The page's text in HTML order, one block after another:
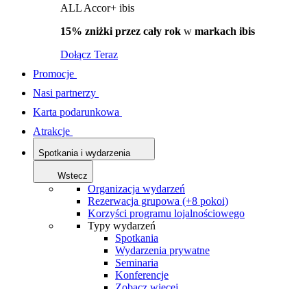
ALL Accor+ ibis
15% zniżki przez cały rok w markach ibis
Dołącz Teraz
Promocje
Nasi partnerzy
Karta podarunkowa
Atrakcje
Spotkania i wydarzenia
Wstecz
Organizacja wydarzeń
Rezerwacja grupowa (+8 pokoi)
Korzyści programu lojalnościowego
Typy wydarzeń
Spotkania
Wydarzenia prywatne
Seminaria
Konferencje